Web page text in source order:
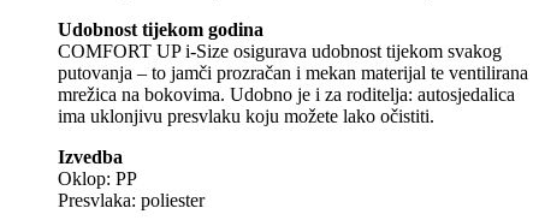
Udobnost tijekom godina
COMFORT UP i-Size osigurava udobnost tijekom svakog
putovanja – to jamči prozračan i mekan materijal te ventilirana
mrežica na bokovima. Udobno je i za roditelja: autosjedalica
ima uklonjivu presvlaku koju možete lako očistiti.
Izvedba
Oklop: PP
Presvlaka: poliester